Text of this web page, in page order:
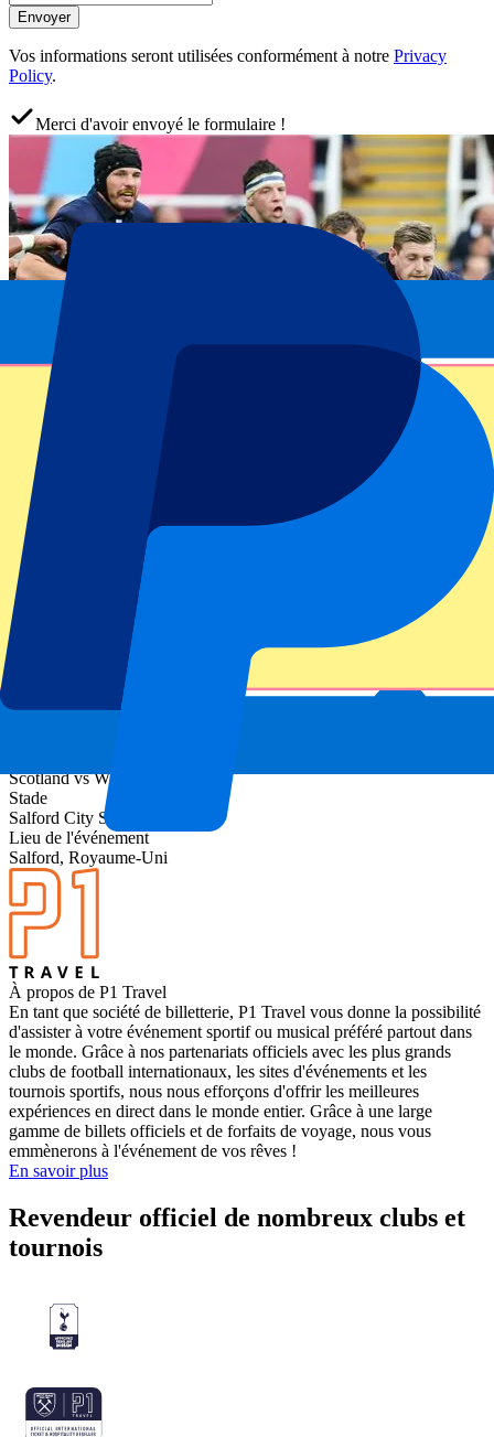
Envoyer
Vos informations seront utilisées conformément à notre Privacy
Policy.
Merci d'avoir envoyé le formulaire !
Informations sur l'événement
À propos de Scotland vs Wales
Scotland vs Wales
Stade
Salford City Stadium
Lieu de l'événement
Salford, Royaume-Uni
À propos de P1 Travel
En tant que société de billetterie, P1 Travel vous donne la possibilité
d'assister à votre événement sportif ou musical préféré partout dans
le monde. Grâce à nos partenariats officiels avec les plus grands
clubs de football internationaux, les sites d'événements et les
tournois sportifs, nous nous efforçons d'offrir les meilleures
expériences en direct dans le monde entier. Grâce à une large
gamme de billets officiels et de forfaits de voyage, nous vous
emmènerons à l'événement de vos rêves !
En savoir plus
Revendeur officiel de nombreux clubs et
tournois